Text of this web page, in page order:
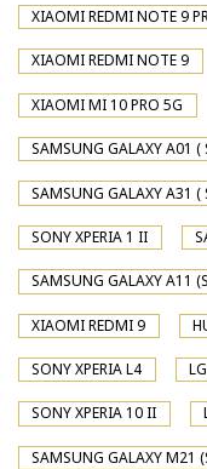
XIAOMI REDMI NOTE 9
XIAOMI REDMI NOTE 9
XIAOMI MI 10 PRO 5G
SAMSUNG GALAXY A01 (
SAMSUNG GALAXY A31 (
SONY XPERIA 1 II
SAMSUNG GALAXY A11
XIAOMI REDMI 9
SONY XPERIA L4
SONY XPERIA 10 II
SAMSUNG GALAXY M21